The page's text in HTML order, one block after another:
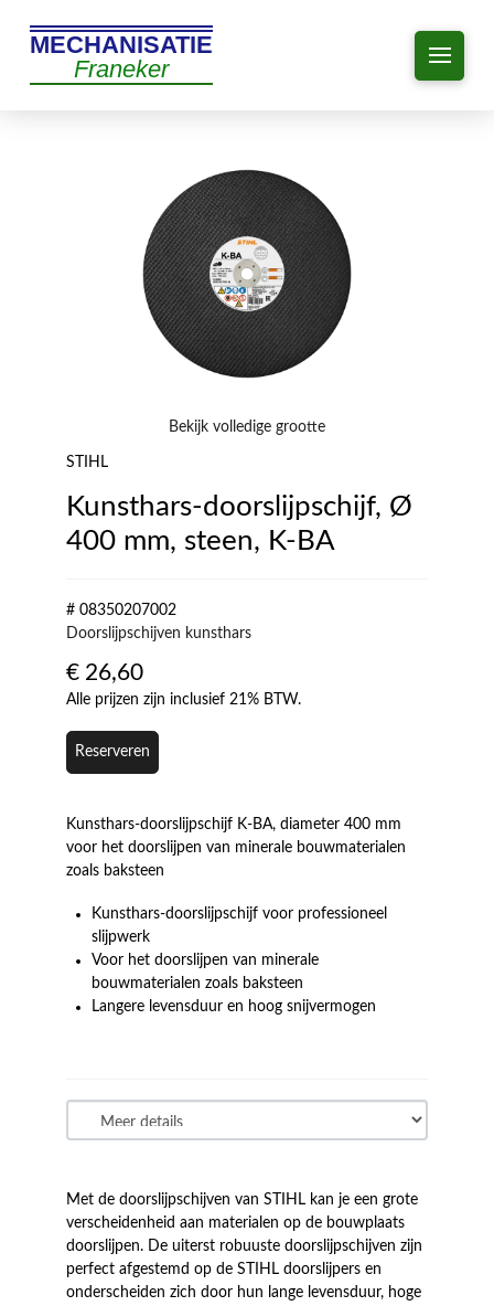
MECHANISATIE
Franeker
Bekijk volledige grootte
STIHL
Kunsthars-doorslijpschijf, Ø
400 mm, steen, K-BA
# 08350207002
Doorslijpschijven kunsthars
€ 26,60
Alle prijzen zijn inclusief 21% BTW.
Reserveren
Kunsthars-doorslijpschijf K-BA, diameter 400 mm
voor het doorslijpen van minerale bouwmaterialen
zoals baksteen
Kunsthars-doorslijpschijf voor professioneel
slijpwerk
Voor het doorslijpen van minerale
bouwmaterialen zoals baksteen
Langere levensduur en hoog snijvermogen
Met de doorslijpschijven van STIHL kan je een grote
verscheidenheid aan materialen op de bouwplaats
doorslijpen. De uiterst robuuste doorslijpschijven zijn
perfect afgestemd op de STIHL doorslijpers en
onderscheiden zich door hun lange levensduur, hoge